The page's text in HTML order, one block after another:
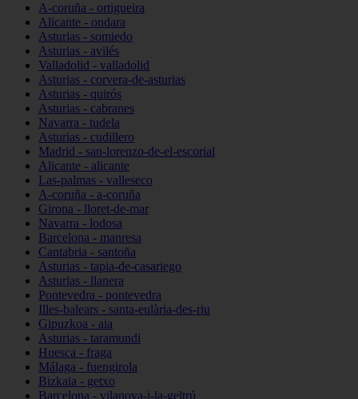
A-coruña - ortigueira
Alicante - ondara
Asturias - somiedo
Asturias - avilés
Valladolid - valladolid
Asturias - corvera-de-asturias
Asturias - quirós
Asturias - cabranes
Navarra - tudela
Asturias - cudillero
Madrid - san-lorenzo-de-el-escorial
Alicante - alicante
Las-palmas - valleseco
A-coruña - a-coruña
Girona - lloret-de-mar
Navarra - lodosa
Barcelona - manresa
Cantabria - santoña
Asturias - tapia-de-casariego
Asturias - llanera
Pontevedra - pontevedra
Illes-balears - santa-eulària-des-riu
Gipuzkoa - aia
Asturias - taramundi
Huesca - fraga
Málaga - fuengirola
Bizkaia - getxo
Barcelona - vilanova-i-la-geltrú